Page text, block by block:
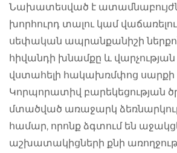
Նախատեսված է
խորհուրդ տալու կամ
սեփական ապրանքանիշի ներքո՝
հիվանդի խնամքը և
վստահելի հակախռմփոց սարքի
Կորպորատիվ բարեկեցության
մտածված առաջարկ
համար, որոնք ձգտում են
աշխատակիցների քնի